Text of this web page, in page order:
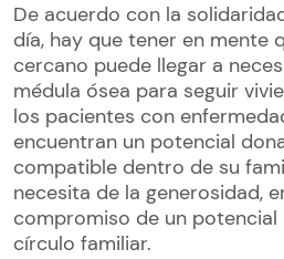
De acuerdo con la
día, hay que tener en mente
cercano puede llegar a
médula ósea para seguir
los pacientes con
encuentran un potencial
compatible dentro de su
necesita de la generosidad,
compromiso de un potencial
círculo familiar.